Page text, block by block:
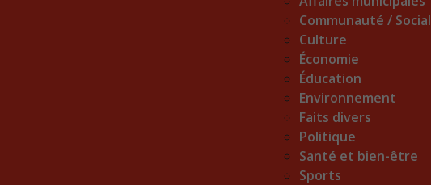
Communauté / Social
Culture
Économie
Éducation
Environnement
Faits divers
Politique
Santé et bien-être
Sports